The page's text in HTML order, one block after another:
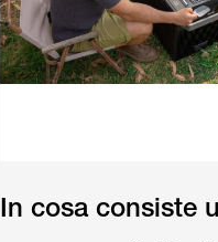
In cosa consiste